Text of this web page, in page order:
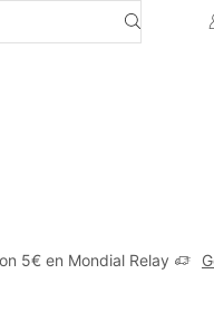
5€ en Mondial Relay